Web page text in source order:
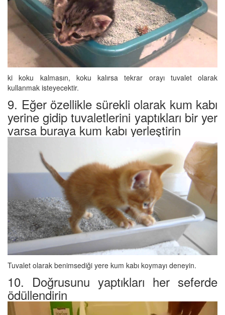
ki koku kalmasın, koku kalırsa tekrar orayı tuvalet olarak
kullanmak isteyecektir.
9. Eğer özellikle sürekli olarak kum kabı
yerine gidip tuvaletlerini yaptıkları bir yer
varsa buraya kum kabı yerleştirin
Tuvalet olarak benimsediği yere kum kabı koymayı deneyin.
10. Doğrusunu yaptıkları her seferde
ödüllendirin